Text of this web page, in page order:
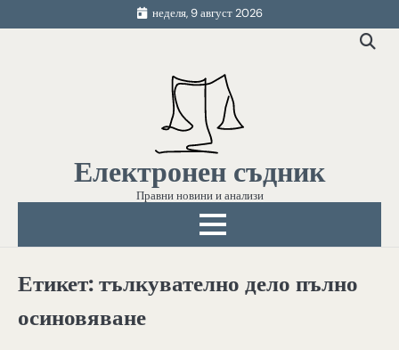
to
неделя, 9 август 2026
Електронен съдник
Правни новини и анализи
Етикет:тълкувателно дело пълно
осиновяване